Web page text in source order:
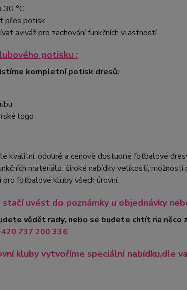
30 °C
přes potisk
aviváž pro zachování funkčních vlastností
potisku :
kompletní potisk dresů:
logo
kvalitní, odolné a cenově dostupné fotbalové
materiálů, široké nabídky velikostí,
pro fotbalové kluby všech úrovní.
stačí uvést do poznámky u objednávky
vědět rady, nebo se budete chtít na
737 200 336
kluby vytvoříme speciální nabídku,dle